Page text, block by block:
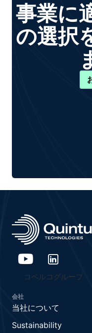
事業に
の選択
コベルコグループ
会社
当社について
Sustainability